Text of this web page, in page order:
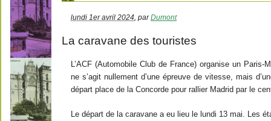
lundi 1er avril 2024 parDumont
La caravane des touristes
L’ACF (Automobile Club de France) organise un
ne s’agit nullement d’une épreuve de vitesse, mais
départ place de la Concorde pour rallier Madrid par le
Le départ de la caravane a eu lieu le lundi 13 mai. Les